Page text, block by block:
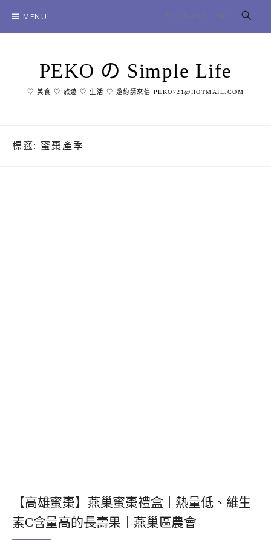
content
MENU
PEKO の Simple Life
♡ 美食 ♡ 旅遊 ♡ 生活 ♡ 邀約請來信 PEKO721@HOTMAIL.COM
標籤: 蜜棗產季
【高雄蜜棗】燕巢蜜棗禮盒｜熱量低、維生
素C含量高的長壽果｜燕巢區農會